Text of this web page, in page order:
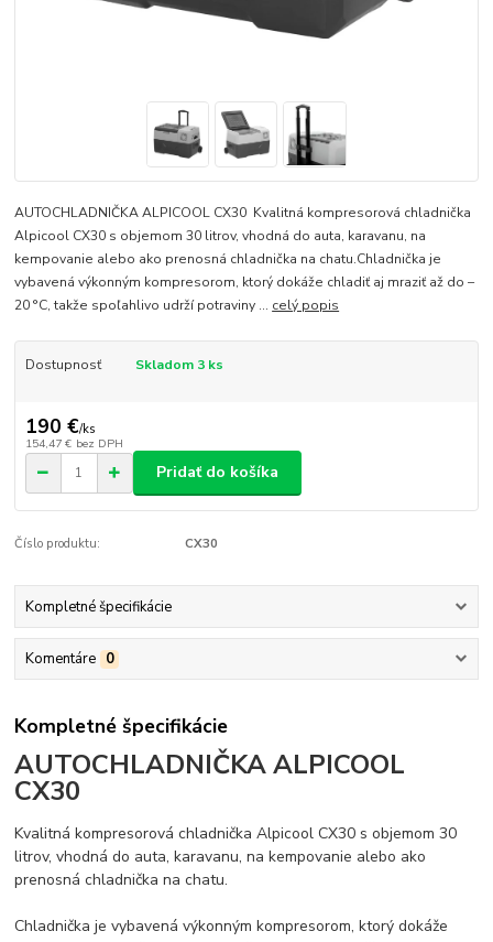
AUTOCHLADNIČKA ALPICOOL CX30 Kvalitná kompresorová chladnička
Alpicool CX30 s objemom 30 litrov, vhodná do auta, karavanu, na
kempovanie alebo ako prenosná chladnička na chatu.Chladnička je
vybavená výkonným kompresorom, ktorý dokáže chladiť aj mraziť až do –
20 °C, takže spoľahlivo udrží potraviny ... celý popis
Dostupnosť Skladom 3 ks
190 €/ks
154,47 € bez DPH
Pridať do košíka
Číslo produktu: CX30
Kompletné špecifikácie
Komentáre 0
Kompletné špecifikácie
AUTOCHLADNIČKA ALPICOOL
CX30
Kvalitná kompresorová chladnička Alpicool CX30 s objemom 30
litrov, vhodná do auta, karavanu, na kempovanie alebo ako
prenosná chladnička na chatu.
Chladnička je vybavená výkonným kompresorom, ktorý dokáže